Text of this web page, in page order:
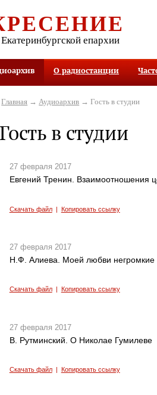
епархии
О радиостанции
Главная → Аудиоархив → Гость в студии
Гость в студии
27 февраля 2017
Евгений Тренин. Взаимоотношения
Скачать файл| Копировать ссылку
27 февраля 2017
Н.Ф. Алиева. Моей любви негромкие
Скачать файл| Копировать ссылку
27 февраля 2017
В. Рутминский. О Николае Гумилеве
Скачать файл| Копировать ссылку